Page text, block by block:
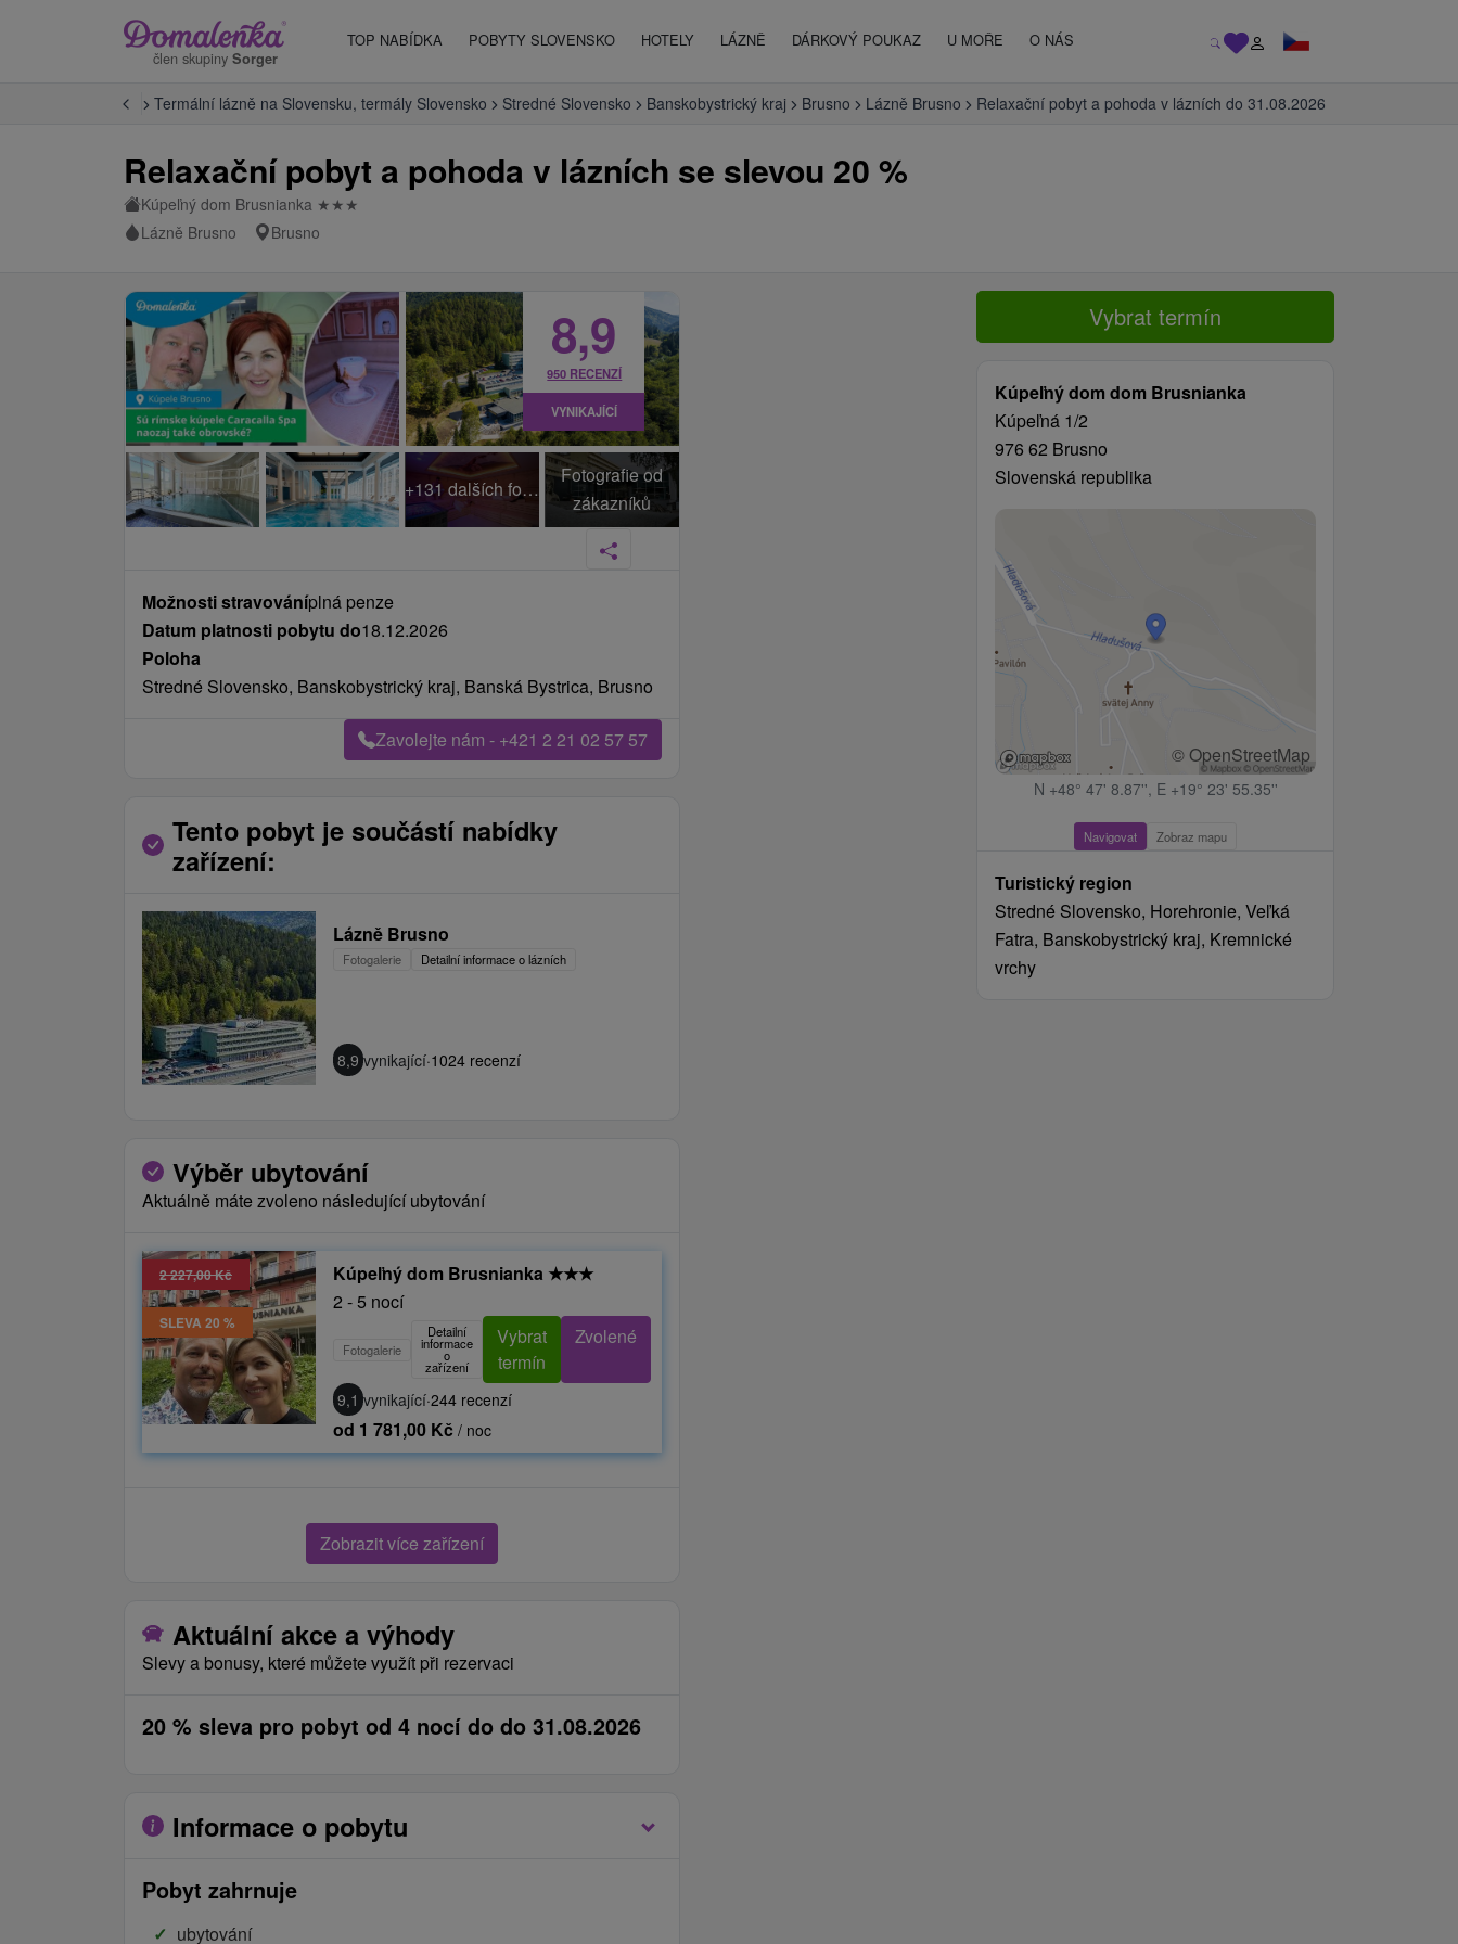
člen skupiny Sorger
TOP NABÍDKA POBYTY SLOVENSKO HOTELY LÁZNĚ DÁRKOVÝ POUKAZ U MOŘE O NÁS
Úvod Termální lázně na Slovensku, termály Slovensko Stredné Slovensko Banskobystrický kraj Brusno Lázně Brusno Relaxační pobyt a pohoda v lázních do 31.08.2026
Relaxační pobyt a pohoda v lázních se slevou 20 %
Kúpeľný dom Brusnianka ★ ★ ★
Lázně Brusno
Brusno
Vybrat termín
Kúpeľný dom dom Brusnianka
Kúpeľná 1/2
976 62 Brusno
Slovenská republika
© OpenStreetMap
N +48° 47' 8.87'', E +19° 23' 55.35''
Navigovat Zobraz mapu
Turistický region
Stredné Slovensko, Horehronie, Veľká
Fatra, Banskobystrický kraj, Kremnické
vrchy
+131 dalších fotek
Fotografie od
zákazníků
8,9
950 RECENZÍ
VYNIKAJÍCÍ
Možnosti stravováníplná penze
Datum platnosti pobytu do18.12.2026
Poloha
Stredné Slovensko, Banskobystrický kraj, Banská Bystrica, Brusno
Zavolejte nám - +421 2 21 02 57 57
Tento pobyt je součástí nabídky
zařízení:
Lázně Brusno
Fotogalerie Detailní informace o lázních
8,9 vynikající·1024 recenzí
Výběr ubytování
Aktuálně máte zvoleno následující ubytování
2 227,00 Kč
SLEVA 20 %
Kúpeľný dom Brusnianka ★★★
2 - 5 nocí
Fotogalerie
Detailní
informace
o
zařízení
Vybrat
termín
Zvolené
9,1 vynikající·244 recenzí
od 1 781,00 Kč / noc
Zobrazit více zařízení
Aktuální akce a výhody
Slevy a bonusy, které můžete využít při rezervaci
20 % sleva pro pobyt od 4 nocí do do 31.08.2026
Informace o pobytu
Pobyt zahrnuje
ubytování